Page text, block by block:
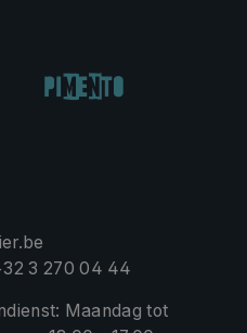
3 270 04 44
Maandag tot